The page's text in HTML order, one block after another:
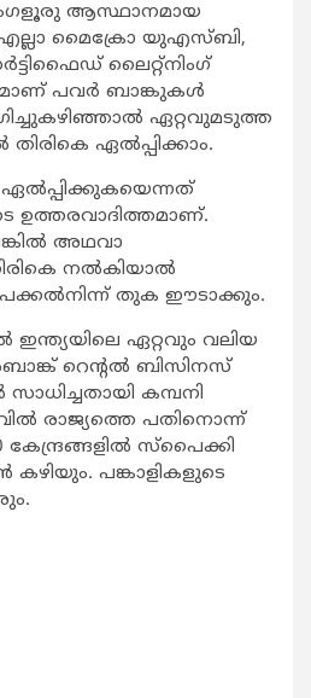
ആസ്ഥാനമായ
മൈക്രോ യുഎസ്ബി,
ലൈറ്റ്‌നിംഗ്
പവര്‍ ബാങ്കുകള്‍
ഏറ്റവുമടുത്ത
ഏല്‍പ്പിക്കാം.
ഏല്‍പ്പിക്കുകയെന്നത്
ഉത്തരവാദിത്തമാണ്.
അഥവാ
നല്‍കിയാല്‍
തുക ഈടാക്കും.
ഏറ്റവും വലിയ
റെന്റല്‍ ബിസിനസ്
കമ്പനി
രാജ്യത്തെ പതിനൊന്ന്
കേന്ദ്രങ്ങളില്‍ സ്‌പൈക്കി
പങ്കാളികളുടെ